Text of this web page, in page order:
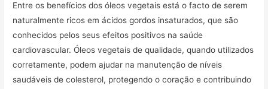
Entre os benefícios dos óleos vegetais está o facto de serem
naturalmente ricos em ácidos gordos insaturados, que são
conhecidos pelos seus efeitos positivos na saúde
cardiovascular. Óleos vegetais de qualidade, quando utilizados
corretamente, podem ajudar na manutenção de níveis
saudáveis de colesterol, protegendo o coração e contribuindo